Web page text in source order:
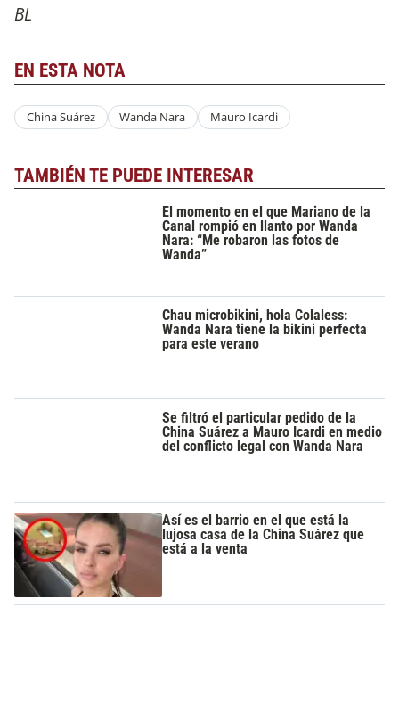
BL
EN ESTA NOTA
China Suárez Wanda Nara Mauro Icardi
TAMBIÉN TE PUEDE INTERESAR
El momento en el que Mariano de la
Canal rompió en llanto por Wanda
Nara: “Me robaron las fotos de
Wanda”
Chau microbikini, hola Colaless:
Wanda Nara tiene la bikini perfecta
para este verano
Se filtró el particular pedido de la
China Suárez a Mauro Icardi en medio
del conflicto legal con Wanda Nara
Así es el barrio en el que está la
lujosa casa de la China Suárez que
está a la venta